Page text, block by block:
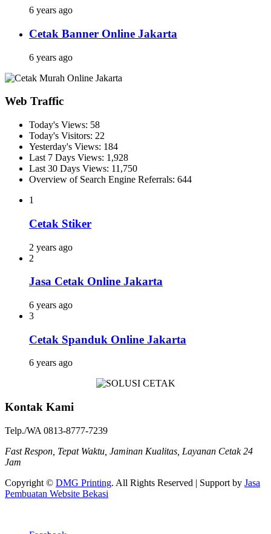
6 years ago
Cetak Banner Online Jakarta
6 years ago
Web Traffic
Today's Views: 58
Today's Visitors: 22
Yesterday's Views: 184
Last 7 Days Views: 1,928
Last 30 Days Views: 11,750
Overview of Search Engine Referrals: 644
1
Cetak Stiker
2 years ago
2
Jasa Cetak Online Jakarta
6 years ago
3
Cetak Spanduk Online Jakarta
6 years ago
Kontak Kami
Telp./WA 0813-8777-7239
Fast Respon, Tepat Waktu, Jaminan Kualitas, Layanan Cetak 24
Jam
Copyright © DMG Printing. All Rights Reserved | Support by Jasa
Pembuatan Website Bekasi